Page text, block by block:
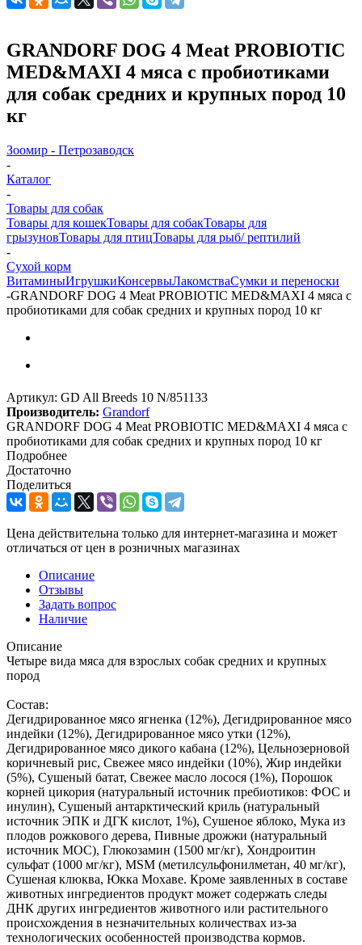
GRANDORF DOG 4 Meat PROBIOTIC
MED&MAXI 4 мяса c пробиотиками
для cобак средних и крупных пород 10
кг
Зоомир - Петрозаводск
-
Каталог
-
Товары для собак
Товары для кошекТовары для собакТовары для
грызуновТовары для птицТовары для рыб/ рептилий
-
Cухой корм
ВитаминыИгрушкиКонсервыЛакомстваСумки и переноски
-GRANDORF DOG 4 Meat PROBIOTIC MED&MAXI 4 мяса c
пробиотиками для cобак средних и крупных пород 10 кг
Артикул: GD All Breeds 10 N/851133
Производитель: Grandorf
GRANDORF DOG 4 Meat PROBIOTIC MED&MAXI 4 мяса c
пробиотиками для cобак средних и крупных пород 10 кг
Подробнее
Достаточно
Поделиться
Цена действительна только для интернет-магазина и может
отличаться от цен в розничных магазинах
Описание
Отзывы
Задать вопрос
Наличие
Описание
Четыре вида мяса для взрослых собак средних и крупных
пород
Состав:
Дегидрированное мясо ягненка (12%), Дегидрированное мясо
индейки (12%), Дегидрированное мясо утки (12%),
Дегидрированное мясо дикого кабана (12%), Цельнозерновой
коричневый рис, Свежее мясо индейки (10%), Жир индейки
(5%), Сушеный батат, Свежее масло лосося (1%), Порошок
корней цикория (натуральный источник пребиотиков: ФОС и
инулин), Сушеный антарктический криль (натуральный
источник ЭПК и ДГК кислот, 1%), Сушеное яблоко, Мука из
плодов рожкового дерева, Пивные дрожжи (натуральный
источник МОС), Глюкозамин (1500 мг/кг), Хондроитин
сульфат (1000 мг/кг), MSM (метилсульфонилметан, 40 мг/кг),
Сушеная клюква, Юкка Мохаве. Кроме заявленных в составе
животных ингредиентов продукт может содержать следы
ДНК других ингредиентов животного или растительного
происхождения в незначительных количествах из-за
технологических особенностей производства кормов.